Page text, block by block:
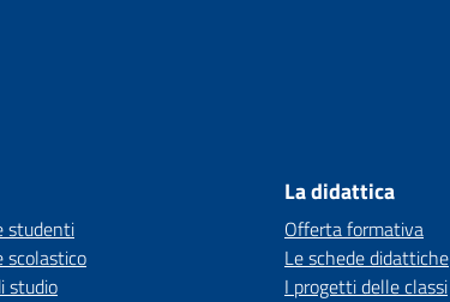
studenti
scolastico
studio
La didattica
Offerta formativa
Le schede didattiche
I progetti delle classi